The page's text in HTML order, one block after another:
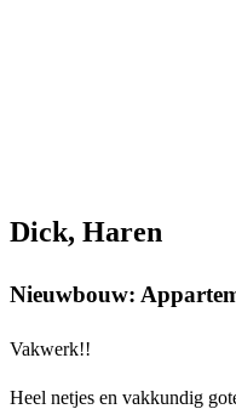
Dick, Haren
Nieuwbouw:
Vakwerk!!
Heel netjes en vakkundig